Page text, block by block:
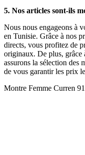
5. Nos articles sont-ils
Nous nous engageons à
en Tunisie. Grâce à nos
directs, vous profitez de
originaux. De plus, grâce
assurons la sélection des
de vous garantir les prix
Montre Femme Curren